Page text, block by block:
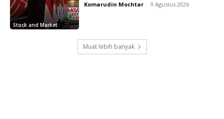
Stock and Market
Komarudin Mochtar - 9 Agustus 2026
Muat lebih banyak